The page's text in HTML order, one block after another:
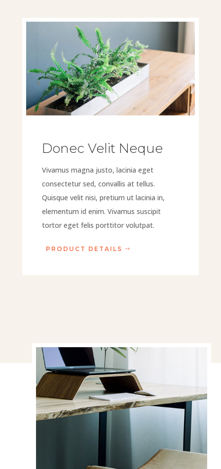
Donec Velit Neque
Vivamus magna justo, lacinia eget
consectetur sed, convallis at tellus.
Quisque velit nisi, pretium ut lacinia in,
elementum id enim. Vivamus suscipit
tortor eget felis porttitor volutpat.
PRODUCT DETAILS